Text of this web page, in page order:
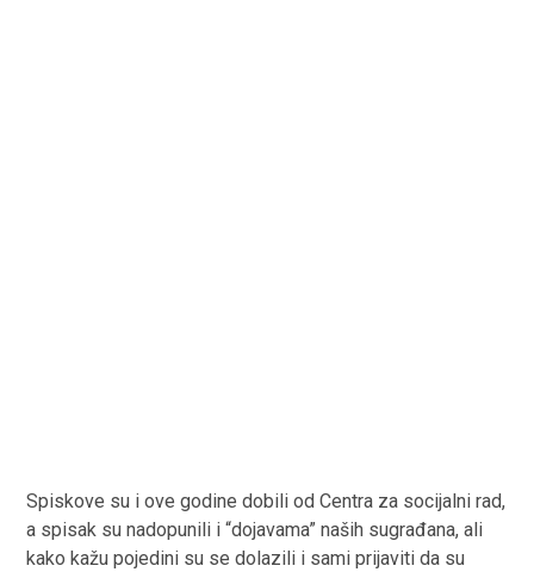
Spiskove su i ove godine dobili od Centra za socijalni rad,
a spisak su nadopunili i “dojavama” naših sugrađana, ali
kako kažu pojedini su se dolazili i sami prijaviti da su